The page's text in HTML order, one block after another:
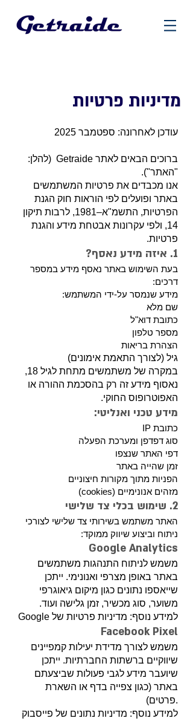
מדיניות פרטיות
עודכן לאחרונה: ספטמבר 2025
ברוכים הבאים לאתר Getraide (להלן:
"האתר").
אנו מכבדים את פרטיות המשתמשים
באתר ופועלים לפי הוראות חוק הגנת
הפרטיות, התשמ"א–1981, לרבות תיקון
14, ולפי עקרונות אבטחת מידע והגנת
פרטיות.
1. איזה מידע נאסף?
בעת השימוש באתר נאסף מידע במספר
דרכים:
מידע שנמסר על-ידי המשתמש:
שם מלא
כתובת דוא"ל
מספר טלפון
הצהרת בריאות
גיל (לצורך התאמת אימונים)
במקרה של משתמשים מתחת לגיל 18,
נאסוף מידע זה רק בהסכמת ההורה או
האפוטרופוס החוקי.
מידע טכני ואנליטי:
כתובת IP
סוג דפדפן ומערכת הפעלה
דפי האתר שנצפו
זמן שהייה באתר
הפניות מתוך מקורות חיצוניים
מזהים אנונימיים (cookies)
2. שימוש בכלי צד שלישי
האתר משתמש בשירותי צד שלישי לצורכי
ניתוח וביצוע שיווק ממוקד:
Google Analytics
משמש לניתוח התנהגות משתמשים
באתר באופן מצרפי ואנונימי. ייתכן
שייאספו נתונים כגון מיקום גיאוגרפי
משוער, סוג מכשיר, זמן גלישה ועוד.
למידע נוסף: מדיניות פרטיות של Google
Facebook Pixel
משמש לצורך מדידת יעילות קמפיינים
שיווקיים ברשתות החברתיות. ייתכן
שיועבר מידע לגבי פעולות שביצעתם
באתר (כגון צפייה בדף או השארת
פרטים).
למידע נוסף: מדיניות נתונים של פייסבוק